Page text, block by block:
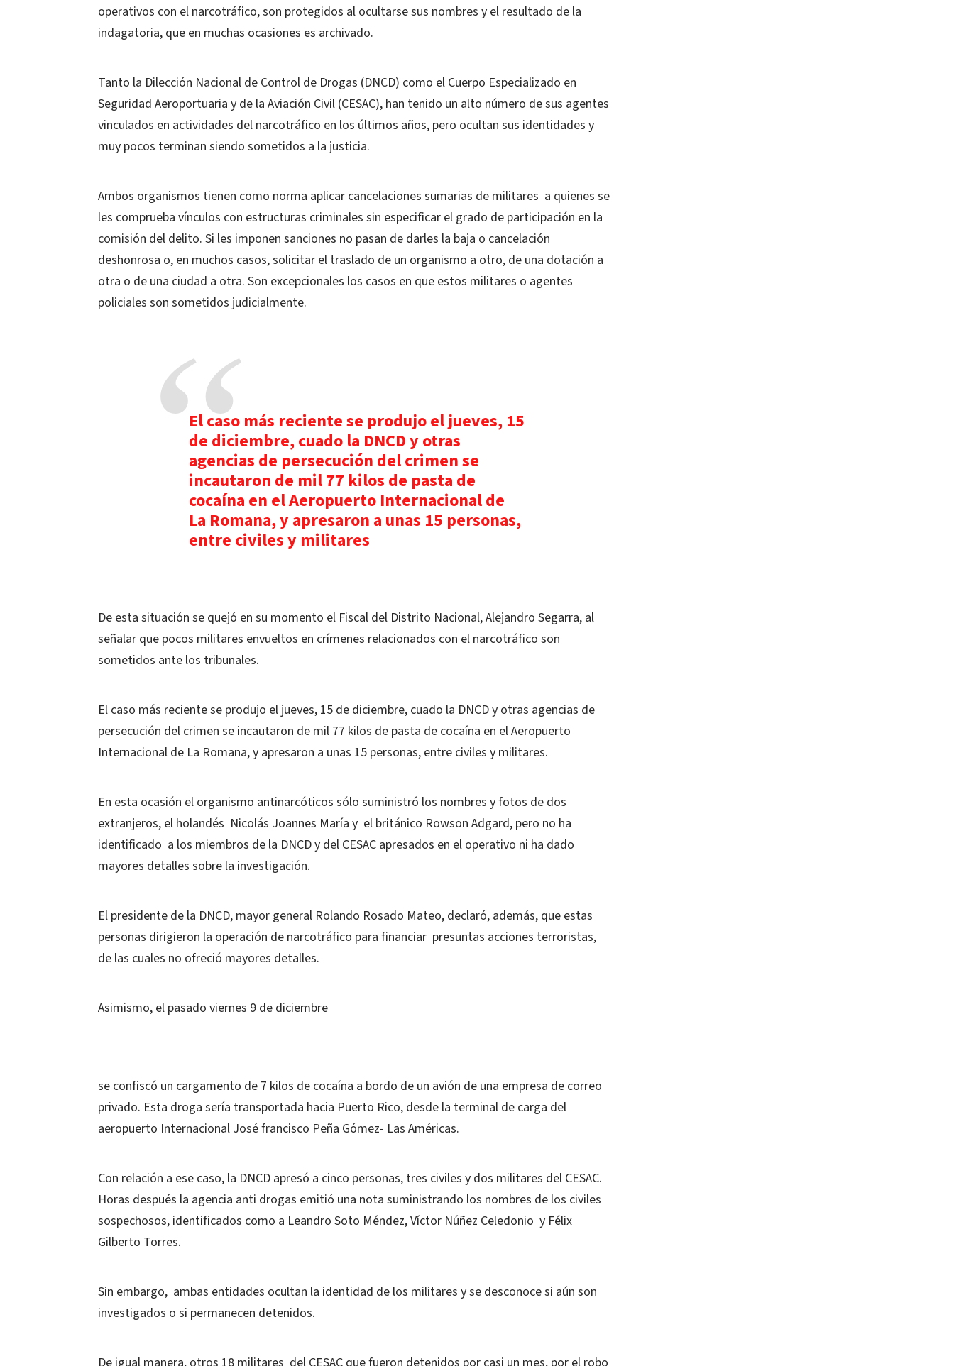
operativos con el narcotráfico, son protegidos al ocultarse sus nombres y el resultado de la
indagatoria, que en muchas ocasiones es archivado.
Tanto la Dilección Nacional de Control de Drogas (DNCD) como el Cuerpo Especializado en
Seguridad Aeroportuaria y de la Aviación Civil (CESAC), han tenido un alto número de sus agentes
vinculados en actividades del narcotráfico en los últimos años, pero ocultan sus identidades y
muy pocos terminan siendo sometidos a la justicia.
Ambos organismos tienen como norma aplicar cancelaciones sumarias de militares a quienes se
les comprueba vínculos con estructuras criminales sin especificar el grado de participación en la
comisión del delito. Si les imponen sanciones no pasan de darles la baja o cancelación
deshonrosa o, en muchos casos, solicitar el traslado de un organismo a otro, de una dotación a
otra o de una ciudad a otra. Son excepcionales los casos en que estos militares o agentes
policiales son sometidos judicialmente.
El caso más reciente se produjo el jueves, 15
de diciembre, cuado la DNCD y otras
agencias de persecución del crimen se
incautaron de mil 77 kilos de pasta de
cocaína en el Aeropuerto Internacional de
La Romana, y apresaron a unas 15 personas,
entre civiles y militares
De esta situación se quejó en su momento el Fiscal del Distrito Nacional, Alejandro Segarra, al
señalar que pocos militares envueltos en crímenes relacionados con el narcotráfico son
sometidos ante los tribunales.
El caso más reciente se produjo el jueves, 15 de diciembre, cuado la DNCD y otras agencias de
persecución del crimen se incautaron de mil 77 kilos de pasta de cocaína en el Aeropuerto
Internacional de La Romana, y apresaron a unas 15 personas, entre civiles y militares.
En esta ocasión el organismo antinarcóticos sólo suministró los nombres y fotos de dos
extranjeros, el holandés Nicolás Joannes María y el británico Rowson Adgard, pero no ha
identificado a los miembros de la DNCD y del CESAC apresados en el operativo ni ha dado
mayores detalles sobre la investigación.
El presidente de la DNCD, mayor general Rolando Rosado Mateo, declaró, además, que estas
personas dirigieron la operación de narcotráfico para financiar presuntas acciones terroristas,
de las cuales no ofreció mayores detalles.
Asimismo, el pasado viernes 9 de diciembre
se confiscó un cargamento de 7 kilos de cocaína a bordo de un avión de una empresa de correo
privado. Esta droga sería transportada hacia Puerto Rico, desde la terminal de carga del
aeropuerto Internacional José francisco Peña Gómez- Las Américas.
Con relación a ese caso, la DNCD apresó a cinco personas, tres civiles y dos militares del CESAC.
Horas después la agencia anti drogas emitió una nota suministrando los nombres de los civiles
sospechosos, identificados como a Leandro Soto Méndez, Víctor Núñez Celedonio y Félix
Gilberto Torres.
Sin embargo, ambas entidades ocultan la identidad de los militares y se desconoce si aún son
investigados o si permanecen detenidos.